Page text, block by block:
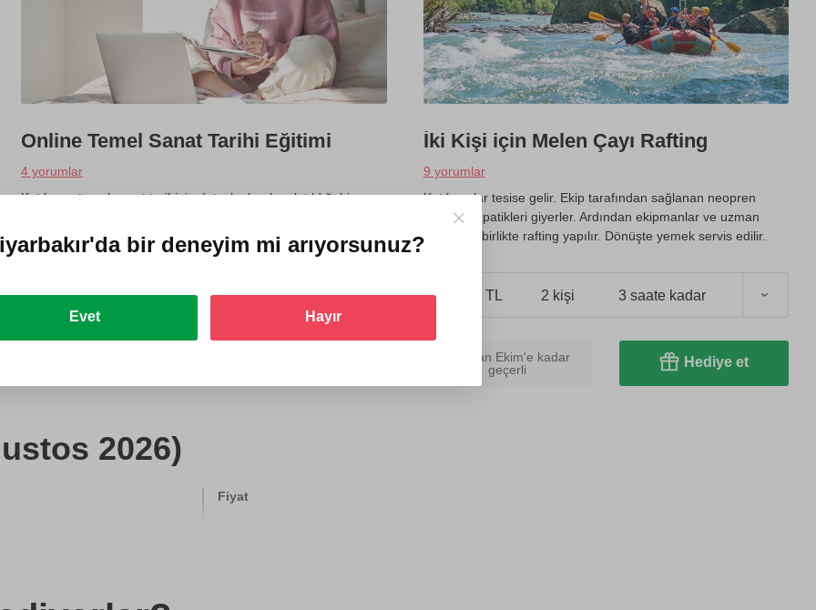
Online Temel Sanat Tarihi Eğitimi
4 yorumlar
Katılımcı, temel sanat tarihinin detaylı olarak anlatıldığı bir
ve dilediği kadar dersleri izleyebilir. Tarihi eserler de incelenir.
750 TL 1 kişi 4 videolu eğitim (toplam 9 saat)
İki Kişi için Melen Çayı Rafting
9 yorumlar
Katılımcılar tesise gelir. Ekip tarafından sağlanan neopren
kıyafet ve patikleri giyerler. Ardından ekipmanlar ve uzman
rehber ile birlikte rafting yapılır. Dönüşte yemek servis edilir.
3000 TL 2 kişi 3 saate kadar
Mart'tan Ekim'e kadar
geçerli
Hediye et
2026)
Fiyat
bir deneyim mi arıyorsunuz?
Evet Hayır